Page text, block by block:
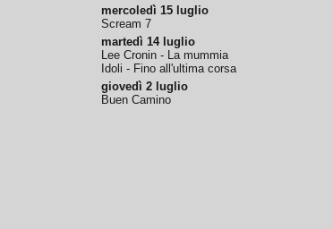
mercoledì 15 luglio
Scream 7
martedì 14 luglio
Lee Cronin - La mummia
Idoli - Fino all'ultima corsa
giovedì 2 luglio
Buen Camino